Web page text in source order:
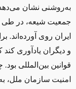
به‌روشنی نشان می‌دهد
جمعیت شیعه،‌ در طی
ایران روی آورده‌اند.
و دیگران یادآوری
قوانین بین‌المللی
امنیت سازمان ملل،